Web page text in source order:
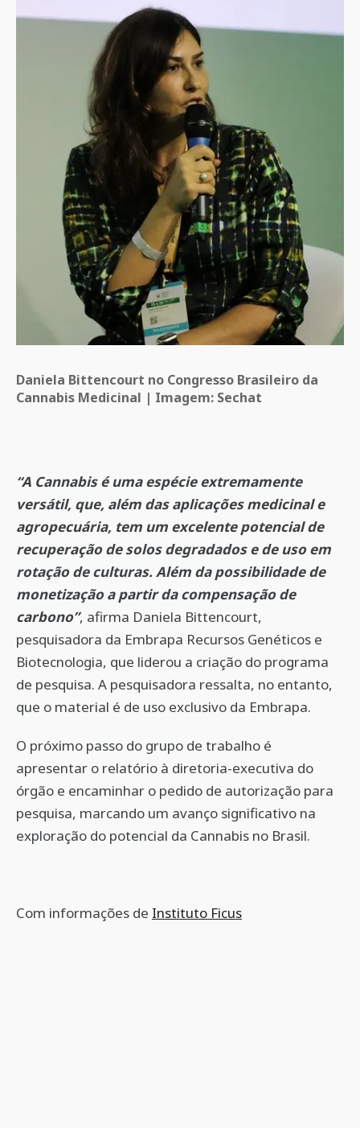
Daniela Bittencourt no Congresso Brasileiro da
Cannabis Medicinal | Imagem: Sechat
“A Cannabis é uma espécie extremamente
versátil, que, além das aplicações medicinal e
agropecuária, tem um excelente potencial de
recuperação de solos degradados e de uso em
rotação de culturas. Além da possibilidade de
monetização a partir da compensação de
carbono”, afirma Daniela Bittencourt,
pesquisadora da Embrapa Recursos Genéticos e
Biotecnologia, que liderou a criação do programa
de pesquisa. A pesquisadora ressalta, no entanto,
que o material é de uso exclusivo da Embrapa.
O próximo passo do grupo de trabalho é
apresentar o relatório à diretoria-executiva do
órgão e encaminhar o pedido de autorização para
pesquisa, marcando um avanço significativo na
exploração do potencial da Cannabis no Brasil.
Com informações de Instituto Ficus